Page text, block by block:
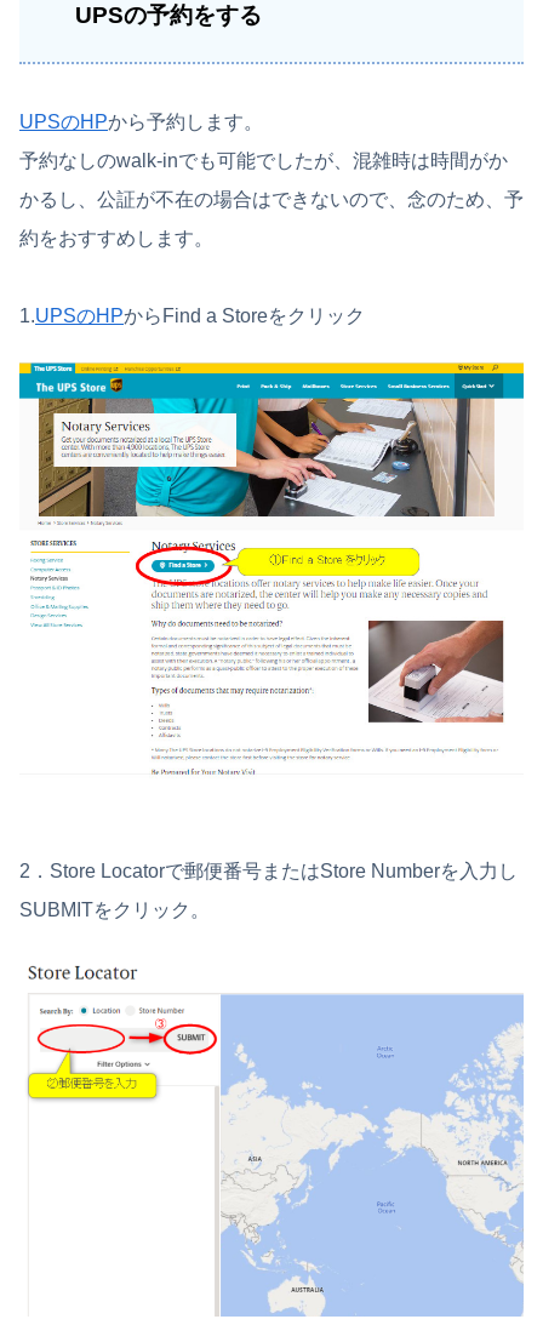
UPSの予約をする
UPSのHPから予約します。
予約なしのwalk-inでも可能でしたが、混雑時は時間がか
かるし、公証が不在の場合はできないので、念のため、予
約をおすすめします。
1.UPSのHPからFind a Storeをクリック
2．Store Locatorで郵便番号またはStore Numberを入力し
SUBMITをクリック。